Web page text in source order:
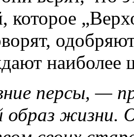
которое
персы, —
образ жизни.